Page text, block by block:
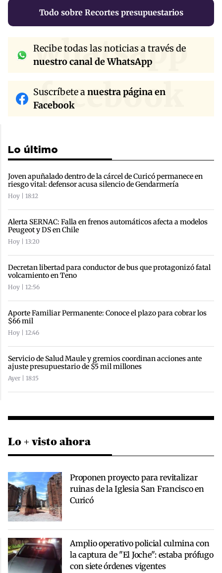
Todo sobre Recortes presupuestarios
whatsapp
Recibe todas las noticias a través de
nuestro canal de WhatsApp
facebook
Suscríbete anuestra página en
Facebook
Lo último
Joven apuñalado dentro de la cárcel de Curicó permanece en
riesgo vital: defensor acusa silencio de Gendarmería
Hoy | 18:12
Alerta SERNAC: Falla en frenos automáticos afecta a modelos
Peugeot y DS en Chile
Hoy | 13:20
Decretan libertad para conductor de bus que protagonizó fatal
volcamiento en Teno
Hoy | 12:56
Aporte Familiar Permanente: Conoce el plazo para cobrar los
$66 mil
Hoy | 12:46
Servicio de Salud Maule y gremios coordinan acciones ante
ajuste presupuestario de $5 mil millones
Ayer | 18:15
Lo + visto ahora
Proponen proyecto para revitalizar
ruinas de la Iglesia San Francisco en
Curicó
Amplio operativo policial culmina con
la captura de "El Joche": estaba prófugo
con siete órdenes vigentes